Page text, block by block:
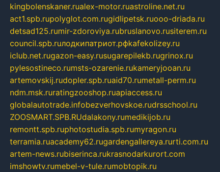
kingbolenskaner.rualex-motor.ruastroline.net.ru
act1.spb.rupolyglot.com.rugidlipetsk.ruooo-driada.ru
detsad125.rumir-zdoroviya.rubruslanovo.rusiterem.ru
council.spb.ruлодкипатриот.рфkafekolizey.ru
iclub.net.rugazon-easy.rusugarepilekb.rugrinox.ru
pylesostineco.rumsts-ozarenie.rukameryjooan.ru
artemovskij.rudopler.spb.ruaid70.rumetall-perm.ru
ndm.msk.ruratingzooshop.ruapiaccess.ru
globalautotrade.infobezverhovskoe.rudrsschool.ru
ZOOSMART.SPB.RUdalakony.rumedikijob.ru
remontt.spb.ruphotostudia.spb.rumyragon.ru
terramia.ruacademy62.rugardengallereya.rurti.com.ru
artem-news.rubiserinca.rukrasnodarkurort.com
imshowtv.rumebel-v-tule.rumobtopik.ru